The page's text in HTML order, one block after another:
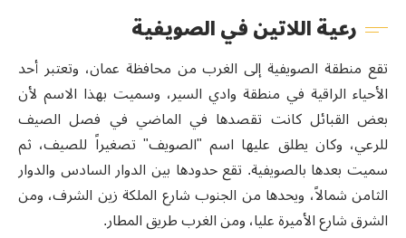
رعية اللاتين في الصويفية
تقع منطقة الصويفية إلى الغرب من محافظة عمان، وتعتبر أحد
الأحياء الراقية في منطقة وادي السير، وسميت بهذا الاسم لأن
بعض القبائل كانت تقصدها في الماضي في فصل الصيف
للرعي، وكان يطلق عليها اسم "الصويف" تصغيراً للصيف، ثم
سميت بعدها بالصويفية. تقع حدودها بين الدوار السادس والدوار
الثامن شمالاً، ويحدها من الجنوب شارع الملكة زين الشرف، ومن
الشرق شارع الأميرة عليا، ومن الغرب طريق المطار.